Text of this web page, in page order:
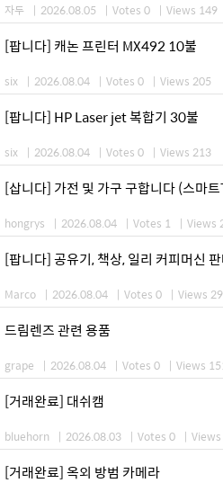
자두 | 2026.08.05 | Votes 0 | Views 149
[팝니다] 캐논 프린터 MX492 10불
six | 2026.08.04 | Votes 0 | Views 205
[팝니다] HP Laser jet 복합기 30불
six | 2026.08.04 | Votes 0 | Views 213
[삽니다] 가전 및 가구 구합니다 (스마
hongrys | 2026.08.04 | Votes 1 | Views
[팝니다] 공유기, 책상, 일리 커피머신
Marco | 2026.08.04 | Votes 0 | Views
드림렌즈 관련 용품
grape | 2026.08.04 | Votes 0 | Views
[거래완료] 대쉬캠
bluehorn | 2026.08.03 | Votes 0 |
[거래완료] 옥외 방범 카메라